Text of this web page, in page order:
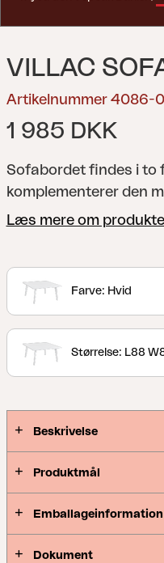
VILLAC
Artikelnummer 4086-
1 985 DKK
Sofabordet findes i to
komplementerer den
godt med deres flotte,
modulbaseret
i flere forskellige
variationsmuligheder.
uden armlæn, eller lad
variere med få
kombination. Villac er
design, der muliggør
anvendelse.
Læs mere om
Farve: Hvid
Størrelse: L88
Beskrivelse
Produktmål
Emballageinformation
Dokument